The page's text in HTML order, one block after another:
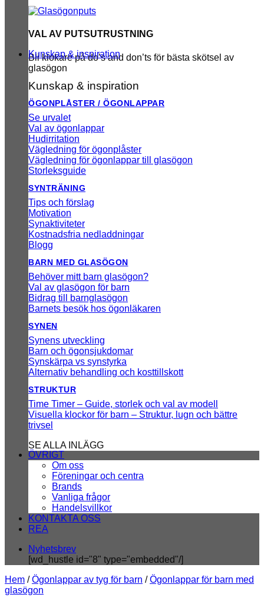
VAL AV PUTSUTRUSTNING
Bli klokare på do’s and don’ts för bästa skötsel av
glasögon
Kunskap & inspiration
Kunskap & inspiration
ÖGONPLÅSTER / ÖGONLAPPAR
Se urvalet
Val av ögonlappar
Hudirritation
Vägledning för ögonplåster
Vägledning för ögonlappar till glasögon
Storleksguide
SYNTRÄNING
Tips och förslag
Motivation
Synaktiviteter
Kostnadsfria nedladdningar
Blogg
BARN MED GLASÖGON
Behöver mitt barn glasögon?
Val av glasögon för barn
Bidrag till barnglasögon
Barnets besök hos ögonläkaren
SYNEN
Synens utveckling
Barn och ögonsjukdomar
Synskärpa vs synstyrka
Alternativ behandling och kosttillskott
STRUKTUR
Time Timer – Guide, storlek och val av modell
Visuella klockor för barn – Struktur, lugn och bättre
trivsel
SE ALLA INLÄGG
ÖVRIGT
Om oss
Föreningar och centra
Brands
Vanliga frågor
Handelsvillkor
KONTAKTA OSS
REA
Nyhetsbrev
[wd_hustle id="8" type="embedded"/]
Hem / Ögonlappar av tyg för barn / Ögonlappar för barn med
glasögon